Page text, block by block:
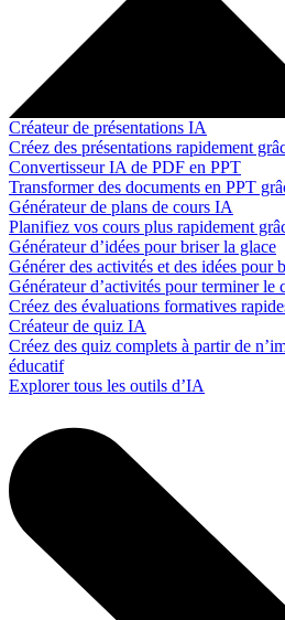
Créateur de présentations IA
Créez des présentations rapidement
Convertisseur IA de PDF en PPT
Transformer des documents en PPT
Générateur de plans de cours IA
Planifiez vos cours plus rapidement
Générateur d’idées pour briser la glace
Générer des activités et des idées pour
Générateur d’activités pour terminer le
Créez des évaluations formatives
Créateur de quiz IA
Créez des quiz complets à partir de
éducatif
Explorer tous les outils d’IA